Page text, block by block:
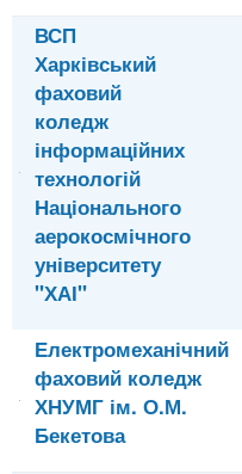
ВСП
Харківський
фаховий
коледж
інформаційних
технологій
Національного
аерокосмічного
університету
"ХАІ"
Електромеханічний
фаховий коледж
ХНУМГ ім. О.М.
Бекетова